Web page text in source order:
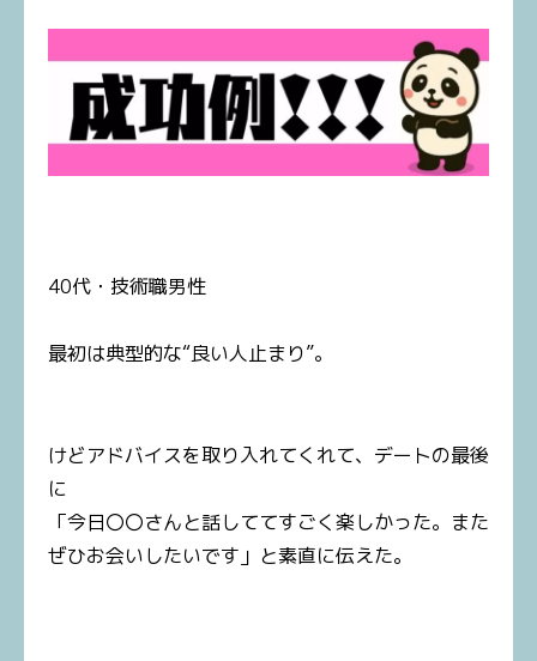
40代・技術職男性
最初は典型的な“良い人止まり”。
けどアドバイスを取り入れてくれて、デートの最後
に
「今日〇〇さんと話しててすごく楽しかった。また
ぜひお会いしたいです」と素直に伝えた。